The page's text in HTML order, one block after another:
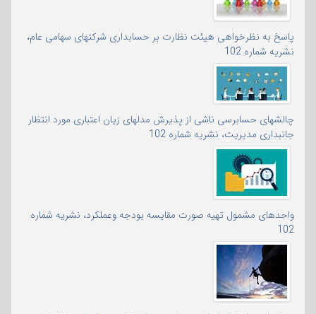
پاسخ به نظرخواهی هیئت نظارت بر حسابداری شرکتهای سهامی عام،
نشریه شماره 102
چالشهای حسابرسی ناشی از پذیرش مدلهای زیان اعتباری مورد انتظار
جانبداری مدیریت، نشریه شماره 102
واحدهای مشمول تهیه صورت مقایسه بودجه وعملکرد، نشریه شماره
102